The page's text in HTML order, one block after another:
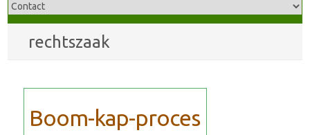
rechtszaak
Boom-kap-proces